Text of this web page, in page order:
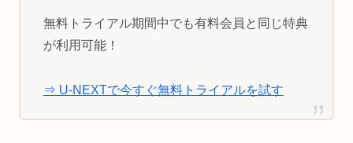
無料トライアル期間中でも有料会員と同じ特典
が利用可能！
⇒ U-NEXTで今すぐ無料トライアルを試す